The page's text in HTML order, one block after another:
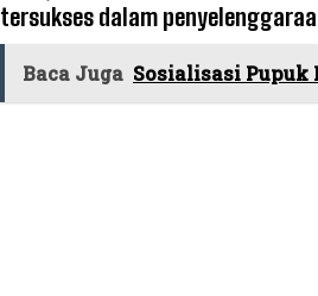
tersukses dalam
Baca Juga Sosialisasi Pupuk